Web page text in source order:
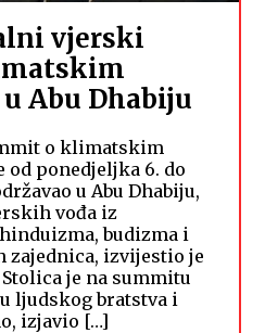
vjerski
Abu Dhabiju
o klimatskim
od ponedjeljka 6. do
u Abu Dhabiju,
vođa iz
budizma i
izvijestio je
Stolica je na summitu
ljudskog bratstva i
izjavio […]